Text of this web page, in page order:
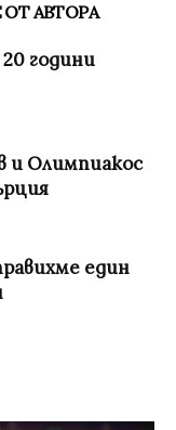
АВТОРА
години
и Олимпиакос
един